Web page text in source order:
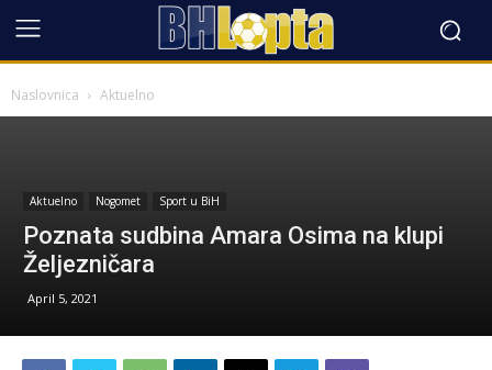
Naslovnica Aktuelno
Aktuelno Nogomet Sport u BiH
Poznata sudbina Amara Osima na klupi
Željezničara
April 5, 2021